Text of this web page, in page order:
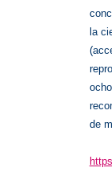
la
de